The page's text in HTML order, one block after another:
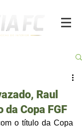
Raul
Copa FGF
o título da Copa